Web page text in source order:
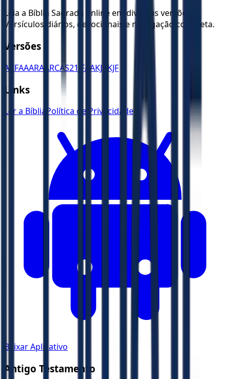
Leia a Bíblia Sagrada online em diversas versões.
Versículos diários, devocionais e navegação completa.
Versões
ACFAAARA ARCAS21 JFAAKJA KJF
Links
Ler a Bíblia Política de Privacidade
Baixar Aplicativo
Antigo Testamento